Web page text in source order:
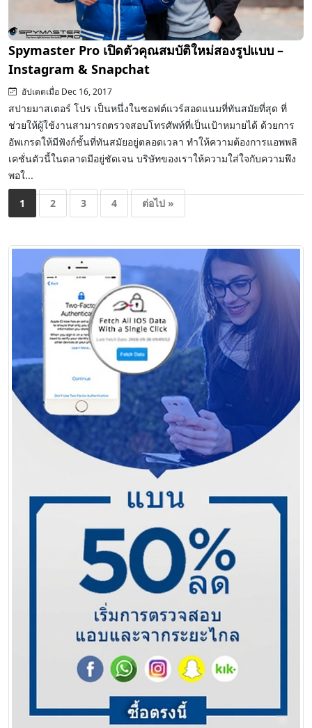
Spymaster Pro เปิดตัวคุณสมบัติใหม่สองรูปแบบ –
Instagram & Snapchat
อัปเดตเมื่อ Dec 16, 2017
สปายมาสเตอร์ โปร เป็นหนึ่งในซอฟต์แวร์สอดแนมที่ทันสมัยที่สุด ที่
ช่วยให้ผู้ใช้งานสามารถตรวจสอบโทรศัพท์ที่เป็นเป้าหมายได้ ด้วยการ
อัพเกรดให้มีฟังก์ชั้นที่ทันสมัยอยู่ตลอดเวลา ทำให้ความต้องการแอพพลิ
เคชั่นตัวนี้ในตลาดมีอยู่ชัดเจน บริษัทของเราให้ความใส่ใจกับความพึง
พอใ...
1 2 3 4 ต่อไป »